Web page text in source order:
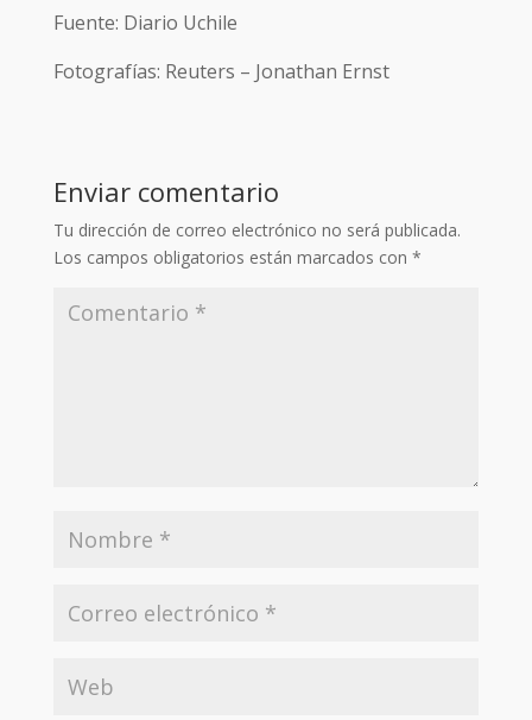
Fuente: Diario Uchile
Fotografías: Reuters – Jonathan Ernst
Enviar comentario
Tu dirección de correo electrónico no será publicada.
Los campos obligatorios están marcados con *